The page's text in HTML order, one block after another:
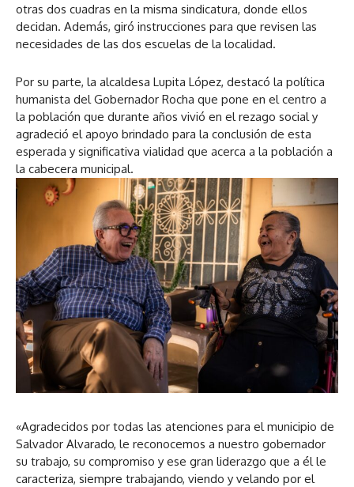
otras dos cuadras en la misma sindicatura, donde ellos
decidan. Además, giró instrucciones para que revisen las
necesidades de las dos escuelas de la localidad.
Por su parte, la alcaldesa Lupita López, destacó la política
humanista del Gobernador Rocha que pone en el centro a
la población que durante años vivió en el rezago social y
agradeció el apoyo brindado para la conclusión de esta
esperada y significativa vialidad que acerca a la población a
la cabecera municipal.
«Agradecidos por todas las atenciones para el municipio de
Salvador Alvarado, le reconocemos a nuestro gobernador
su trabajo, su compromiso y ese gran liderazgo que a él le
caracteriza, siempre trabajando, viendo y velando por el